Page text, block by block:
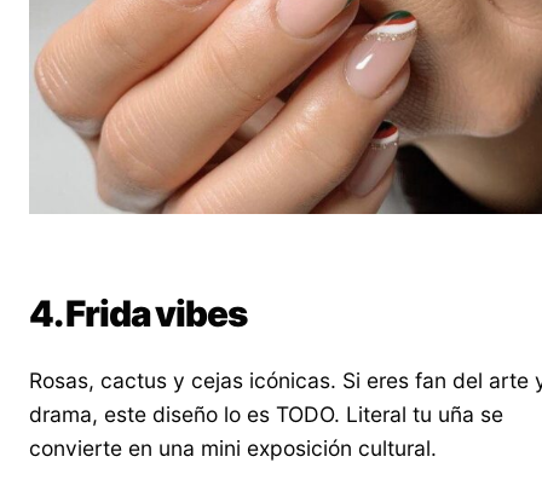
4. Frida vibes
Rosas, cactus y cejas icónicas. Si eres fan del arte
drama, este diseño lo es TODO. Literal tu uña se
convierte en una mini exposición cultural.